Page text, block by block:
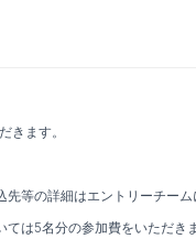
きます。
等の詳細はエントリーチーム
は5名分の参加費をいただきま